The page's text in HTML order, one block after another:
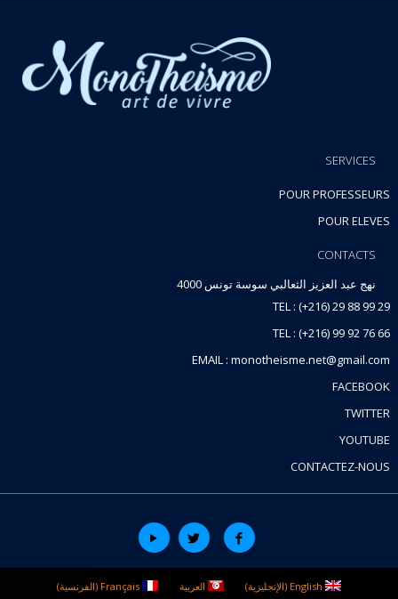
SERVICES
POUR PROFESSEURS
POUR ELEVES
CONTACTS
نهج عبد العزيز الثعالبي سوسة تونس 4000
TEL : (+216) 29 88 99 29
TEL : (+216) 99 92 76 66
EMAIL : monotheisme.net@gmail.com
FACEBOOK
TWITTER
YOUTUBE
CONTACTEZ-NOUS
English
(الإنجليزية) العربية Français
(الفرنسية)